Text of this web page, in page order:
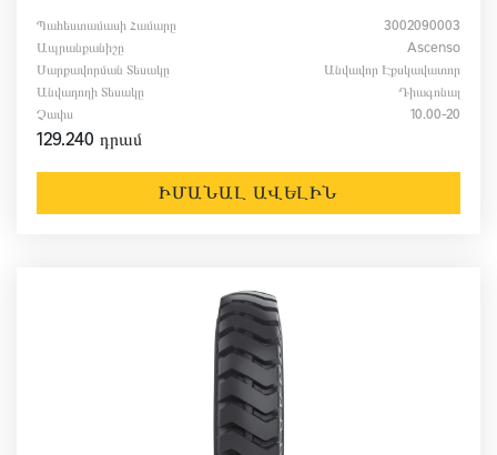
Պահեստամասի Համարը
3002090003
Ապրանքանիշը
Ascenso
Սարքավորման Տեսակը
Անվավոր Էքսկավատոր
Անվադողի Տեսակը
Դիագոնալ
Չափս
10.00-20
129.240 դրամ
ԻՄԱՆԱԼ ԱՎԵԼԻՆ